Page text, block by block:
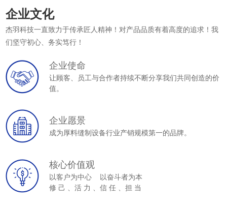
企业文化
杰羽科技一直致力于传承匠人精神！对产品品质有着高度的追求！我
们坚守初心、务实笃行！
企业使命
让顾客、员工与合作者持续不断分享我们共同创造的价
值。
企业愿景
成为厚料缝制设备行业产销规模第一的品牌。
核心价值观
以客户为中心 以奋斗者为本
修 己 、活 力 、信 任 、担 当